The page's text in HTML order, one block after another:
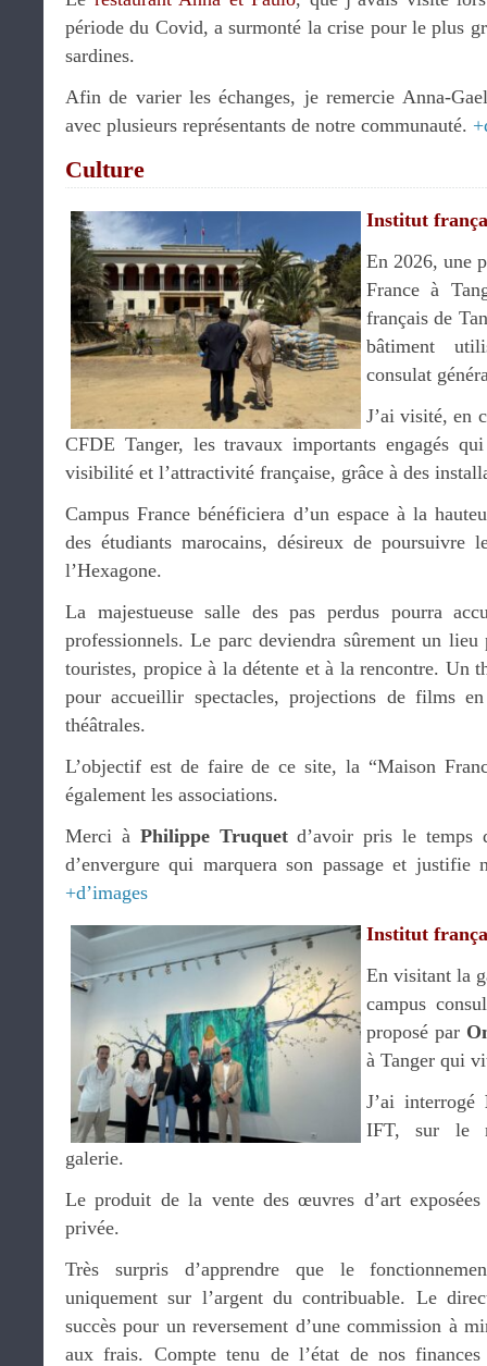
période du Covid, a surmonté la crise pour le plus
sardines.
Afin de varier les échanges, je remercie Anna-
avec plusieurs représentants de notre communauté.
Culture
Institut
En 2026, une
France à
français de
bâtiment
consulat
J’ai visité, en
CFDE Tanger, les travaux importants engagés
visibilité et l’attractivité française, grâce à des
Campus France bénéficiera d’un espace à la
des étudiants marocains, désireux de poursuivre
l’Hexagone.
La majestueuse salle des pas perdus pourra
professionnels. Le parc deviendra sûrement un
touristes, propice à la détente et à la rencontre. Un
pour accueillir spectacles, projections de films
théâtrales.
L’objectif est de faire de ce site, la “Maison
également les associations.
Merci à Philippe Truquetd’avoir pris le temps
d’envergure qui marquera son passage et justifie
+d’images
Institut
En visitant la
campus
proposé par
à Tanger qui
J’ai interrogé
IFT, sur le
galerie.
Le produit de la vente des œuvres d’art
privée.
Très surpris d’apprendre que le
uniquement sur l’argent du contribuable. Le
succès pour un reversement d’une commission à
aux frais. Compte tenu de l’état de nos